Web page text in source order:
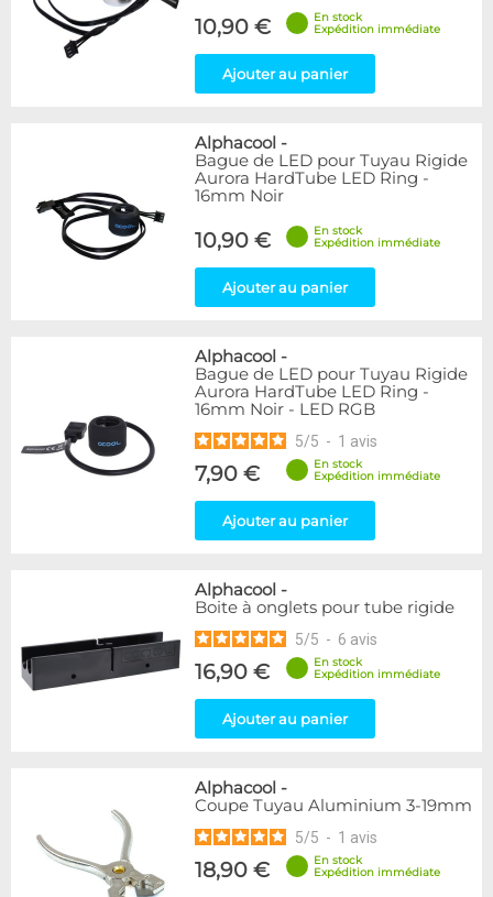
10,90 €
En stock
Expédition immédiate
Ajouter au panier
Alphacool -
Bague de LED pour Tuyau Rigide
Aurora HardTube LED Ring -
16mm Noir
10,90 €
En stock
Expédition immédiate
Ajouter au panier
Alphacool -
Bague de LED pour Tuyau Rigide
Aurora HardTube LED Ring -
16mm Noir - LED RGB
5/5 - 1 avis
7,90 €
En stock
Expédition immédiate
Ajouter au panier
Alphacool -
Boite à onglets pour tube rigide
5/5 - 6 avis
16,90 €
En stock
Expédition immédiate
Ajouter au panier
Alphacool -
Coupe Tuyau Aluminium 3-19mm
5/5 - 1 avis
18,90 €
En stock
Expédition immédiate